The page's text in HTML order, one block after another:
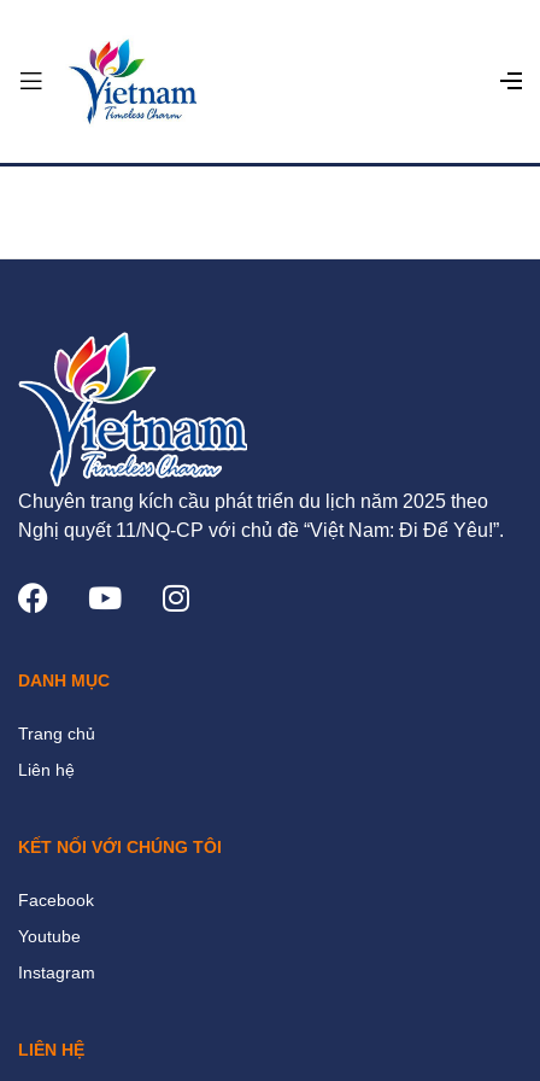
Chuyên trang kích cầu phát triển du lịch năm 2025 theo
Nghị quyết 11/NQ-CP với chủ đề “Việt Nam: Đi Để Yêu!”.
DANH MỤC
Trang chủ
Liên hệ
KẾT NỐI VỚI CHÚNG TÔI
Facebook
Youtube
Instagram
LIÊN HỆ